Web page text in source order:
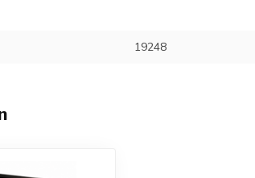
19248